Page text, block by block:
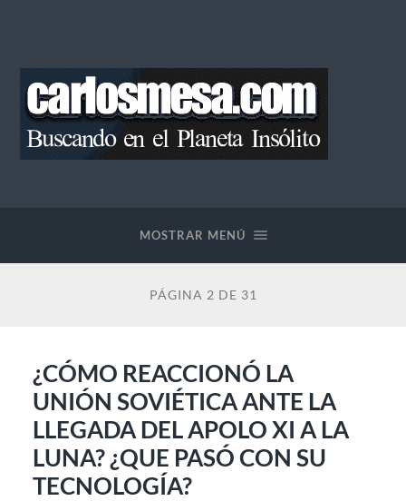
MOSTRAR MENÚ
PÁGINA 2 DE 31
¿CÓMO REACCIONÓ LA
UNIÓN SOVIÉTICA ANTE LA
LLEGADA DEL APOLO XI A LA
LUNA? ¿QUE PASÓ CON SU
TECNOLOGÍA?